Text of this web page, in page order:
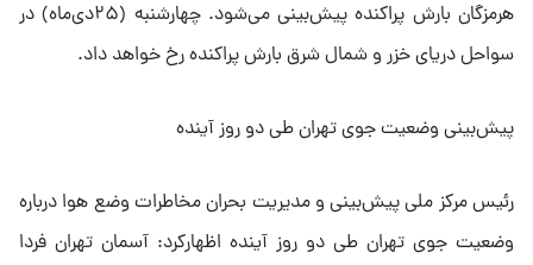
هرمزگان بارش پراکنده پیش‌بینی می‌شود. چهارشنبه (۲۵دی‌ماه) در
سواحل دریای خزر و شمال شرق بارش پراکنده رخ خواهد داد.
پیش‌بینی وضعیت جوی تهران طی دو روز آینده
رئیس مرکز ملی پیش‌بینی و مدیریت بحران مخاطرات وضع هوا درباره
وضعیت جوی تهران طی دو روز آینده اظهارکرد: آسمان تهران فردا